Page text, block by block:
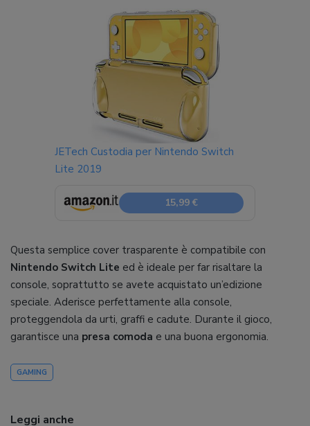
JETech Custodia per Nintendo Switch
Lite 2019
15,99 €
Questa semplice cover trasparente è compatibile con
Nintendo Switch Lite ed è ideale per far risaltare la
console, soprattutto se avete acquistato un’edizione
speciale. Aderisce perfettamente alla console,
proteggendola da urti, graffi e cadute. Durante il gioco,
garantisce una presa comoda e una buona ergonomia.
GAMING
Leggi anche